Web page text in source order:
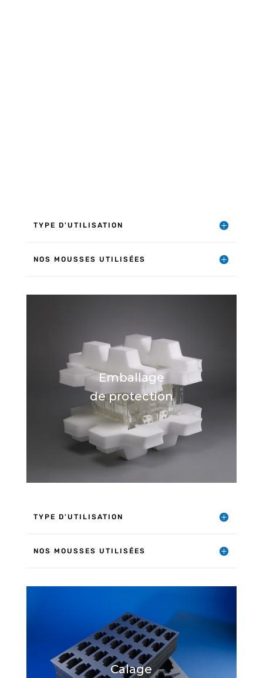
TYPE D'UTILISATION
NOS MOUSSES UTILISÉES
Emballage
de protection
TYPE D'UTILISATION
NOS MOUSSES UTILISÉES
Calage